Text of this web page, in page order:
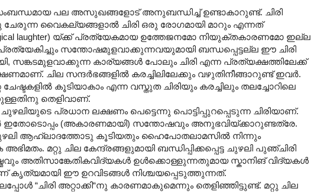
സംബന്ധമായ പല അസുഖങ്ങളോട് അനുബന്ധിച്ച് ഉണ്ടാകാറുണ്ട്. ചിരി
ചേരുന്ന വൈകല്യങ്ങളാൽ ചിരി ഒരു രോഗമായി മാറും എന്നത്
laughter) യ്ക്ക് പ്രത്യേകമായ ഉത്തേജനമോ നിയുക്തകാരണമോ ഇല്ല
സന്തോഷമുളവാക്കുന്നവയുമായി ബന്ധപ്പെട്ടല്ല ഈ ചിരി
സങ്കടമുളവാക്കുന്ന കാര്യങ്ങൾ പോലും ചിരി എന്ന പ്രത്യക്ഷത്തിലേക്ക്
ചില സന്ദർഭങ്ങളിൽ കരച്ചിലിലേക്കും വഴുതിനീങ്ങാറുണ്ട് ഇവർ.
കൂടിയാകാം എന്ന വസ്തുത ചിരിയും കരച്ചിലും തലച്ചോറിലെ
തെളിവാണ്.
ചുഴലിയുടെ പ്രധാന ലക്ഷണം പെട്ടെന്നു പൊട്ടിപ്പുറപ്പെടുന്ന ചിരിയാണ്.
ഇതോടൊപ്പം (അകാരണമായി) സന്തോഷവും അനുഭവിയ്ക്കാറുണ്ടത്രേ.
ചുഴലി ആഹ്ലാദത്തോടു കൂടിയതും ഹൈപോതലാമസിൽ നിന്നും
മറ്റു ചില കേന്ദ്രങ്ങളുമായി ബന്ധിപ്പിക്കപ്പെട്ട ചുഴലി പുഞ്ചിരി
അതിസാങ്കേതികവിദ്യകൾ ഉൾക്കൊള്ളുന്നതുമായ സ്കാനിങ് വിദ്യകൾ
കൃത്യമായി ഈ ഉറവിടങ്ങൾ നിശ്ചയപ്പെടുത്തുന്നത്.
“ചിരി അറ്റാക്കി“നു കാരണമാകുമെന്നും തെളിഞ്ഞിട്ടുണ്ട്. മറ്റു ചില